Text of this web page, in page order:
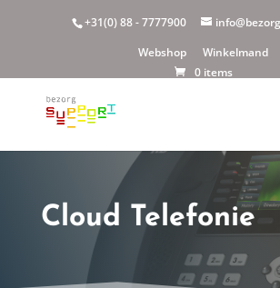
+31(0) 88 - 7777900
Webshop
Winkelmand
0 items
Cloud Telefonie